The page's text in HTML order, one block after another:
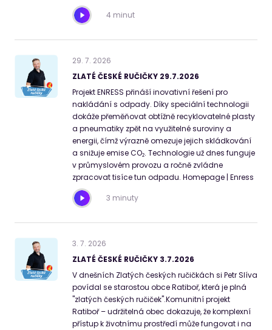
4 minut
29. 7. 2026
ZLATÉ ČESKÉ RUČIČKY 29.7.2026
Projekt ENRESS přináší inovativní řešení pro
nakládání s odpady. Díky speciální technologii
dokáže přeměňovat obtížně recyklovatelné plasty
a pneumatiky zpět na využitelné suroviny a
energii, čímž výrazně omezuje jejich skládkování
a snižuje emise CO₂. Technologie už dnes funguje
v průmyslovém provozu a ročně zvládne
zpracovat tisíce tun odpadu. Homepage | Enress
3 minuty
3. 7. 2026
ZLATÉ ČESKÉ RUČIČKY 3.7.2026
V dnešních Zlatých českých ručičkách si Petr Slíva
povídal se starostou obce Ratiboř, která je plná
"zlatých českých ručiček".Komunitní projekt
Ratiboř – udržitelná obec dokazuje, že komplexní
přístup k životnímu prostředí může fungovat i na